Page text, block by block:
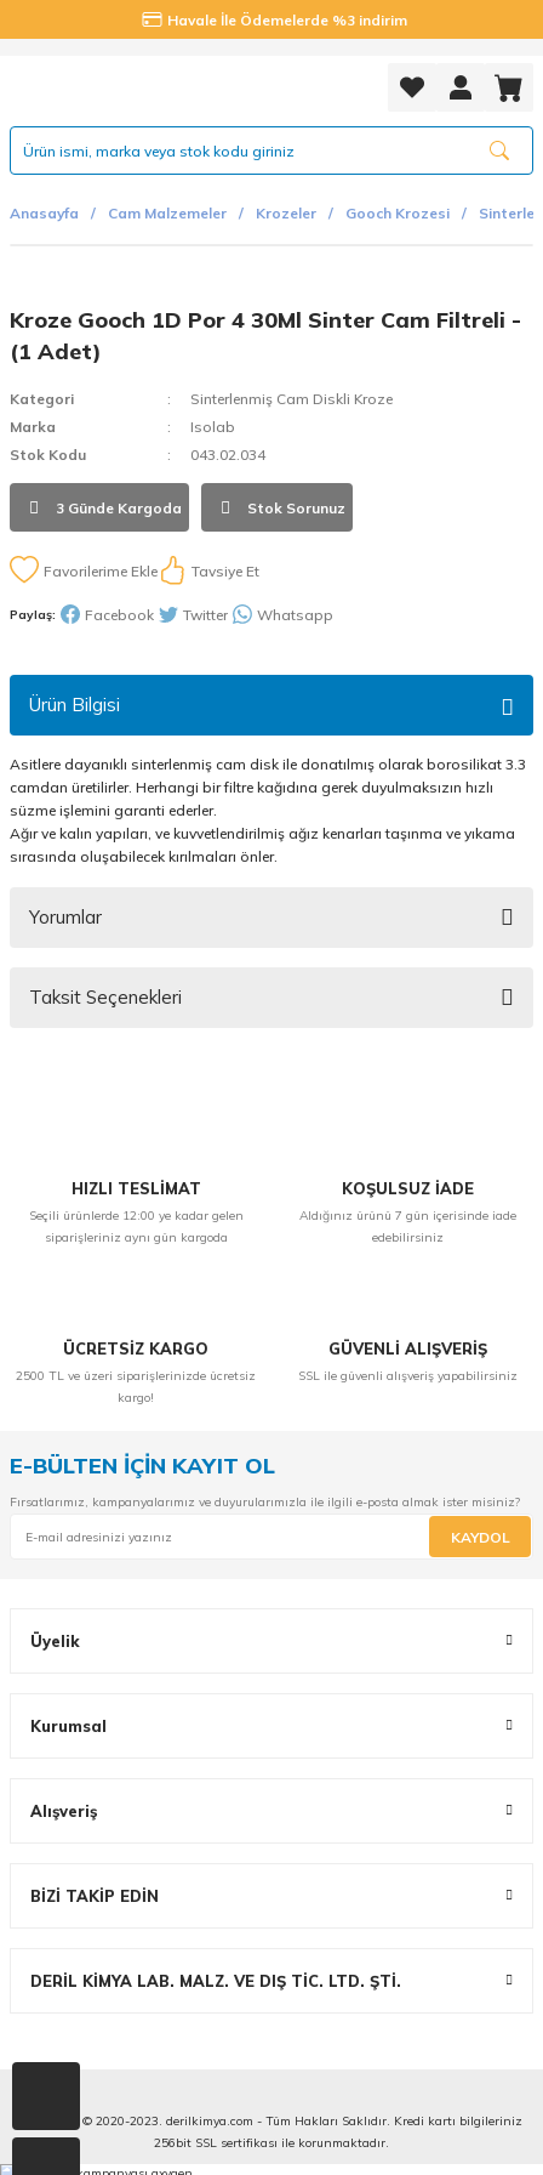
Havale İle Ödemelerde %3 indirim
Anasayfa Cam Malzemeler Krozeler Gooch Krozesi
Kroze Gooch 1D Por 4 30Ml Sinter Cam Filtreli -
(1 Adet)
Kategori
Sinterlenmiş Cam Diskli Kroze
Marka
Isolab
Stok Kodu
043.02.034
3 Günde Kargoda Stok Sorunuz
Tavsiye Et
Paylaş: Facebook Twitter Whatsapp
Ürün Bilgisi
Asitlere dayanıklı sinterlenmiş cam disk ile donatılmış olarak borosilikat 3.3
camdan üretilirler. Herhangi bir filtre kağıdına gerek duyulmaksızın hızlı
süzme işlemini garanti ederler.
Ağır ve kalın yapıları, ve kuvvetlendirilmiş ağız kenarları taşınma ve yıkama
sırasında oluşabilecek kırılmaları önler.
Yorumlar
Taksit Seçenekleri
HIZLI TESLİMAT
Seçili ürünlerde 12:00 ye kadar gelen
siparişleriniz aynı gün kargoda
KOŞULSUZ İADE
Aldığınız ürünü 7 gün içerisinde iade
edebilirsiniz
ÜCRETSİZ KARGO
2500 TL ve üzeri siparişlerinizde ücretsiz
kargo!
GÜVENLİ ALIŞVERİŞ
SSL ile güvenli alışveriş yapabilirsiniz
E-BÜLTEN İÇİN KAYIT OL
Fırsatlarımız, kampanyalarımız ve duyurularımızla ile ilgili e-posta almak ister misiniz?
KAYDOL
Üyelik
Kurumsal
Alışveriş
BİZİ TAKİP EDİN
DERİL KİMYA LAB. MALZ. VE DIŞ TİC. LTD. ŞTİ.
Copyright © 2020-2023. derilkimya.com - Tüm Hakları Saklıdır. Kredi kartı bilgileriniz
256bit SSL sertifikası ile korunmaktadır.